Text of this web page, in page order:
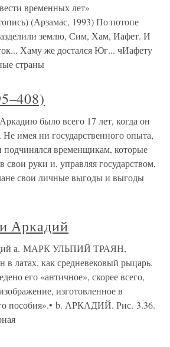
временных лет»
(Арзамас, 1993) По потопе
землю, Сим, Хам, Иафет. И
Хаму же достался Юг... чИафету
страны
было всего 17 лет, когда он
Не имея ни государственного опыта,
подчинялся временщикам, которые
свои руки и, управляя государством,
свои личные выгоды и выгоды
Аркадий
а. МАРК УЛЬПИЙ ТРАЯН,
в латах, как средневековый рыцарь.
его «античное», скорее всего,
изготовленное в
пособия».• b. АРКАДИЙ. Рис. 3.36.